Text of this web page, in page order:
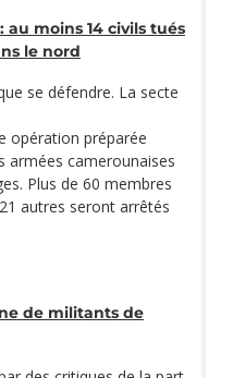
au moins 14 civils tués
le nord
se défendre. La secte
opération préparée
armées camerounaises
Plus de 60 membres
autres seront arrêtés
de militants de